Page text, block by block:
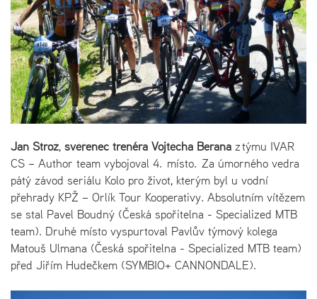
Jan Strož, svěřenec trenéra Vojtěcha Berana z týmu IVAR
CS – Author team vybojoval 4. místo. Za úmorného vedra
pátý závod seriálu Kolo pro život, kterým byl u vodní
přehrady KPŽ – Orlík Tour Kooperativy. Absolutním vítězem
se stal Pavel Boudný (Česká spořitelna - Specialized MTB
team). Druhé místo vyspurtoval Pavlův týmový kolega
Matouš Ulmana (Česká spořitelna - Specialized MTB team)
před Jiřím Hudečkem (SYMBIO+ CANNONDALE).